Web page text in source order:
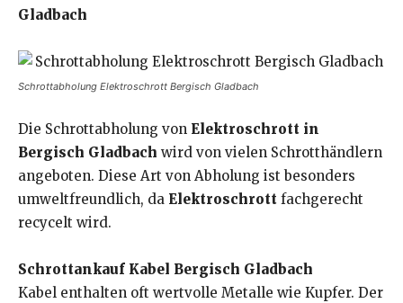
Gladbach
Schrottabholung Elektroschrott Bergisch Gladbach
Die Schrottabholung von Elektroschrott in
Bergisch Gladbach wird von vielen Schrotthändlern
angeboten. Diese Art von Abholung ist besonders
umweltfreundlich, da Elektroschrott fachgerecht
recycelt wird.
Schrottankauf Kabel Bergisch Gladbach
Kabel enthalten oft wertvolle Metalle wie Kupfer. Der